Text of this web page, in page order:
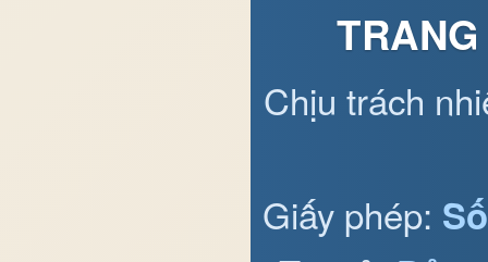
Chịu trách
Giấy phép: